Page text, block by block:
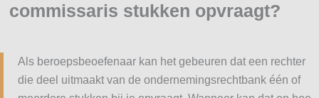
commissaris stukken opvraagt?
Als beroepsbeoefenaar kan het gebeuren dat een rechter
die deel uitmaakt van de ondernemingsrechtbank één of